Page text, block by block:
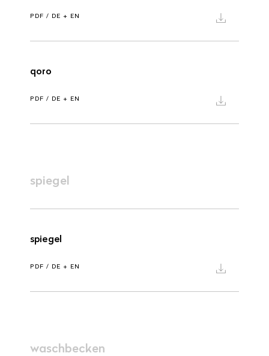
PDF / DE + EN
qoro
PDF / DE + EN
spiegel
spiegel
PDF / DE + EN
waschbecken